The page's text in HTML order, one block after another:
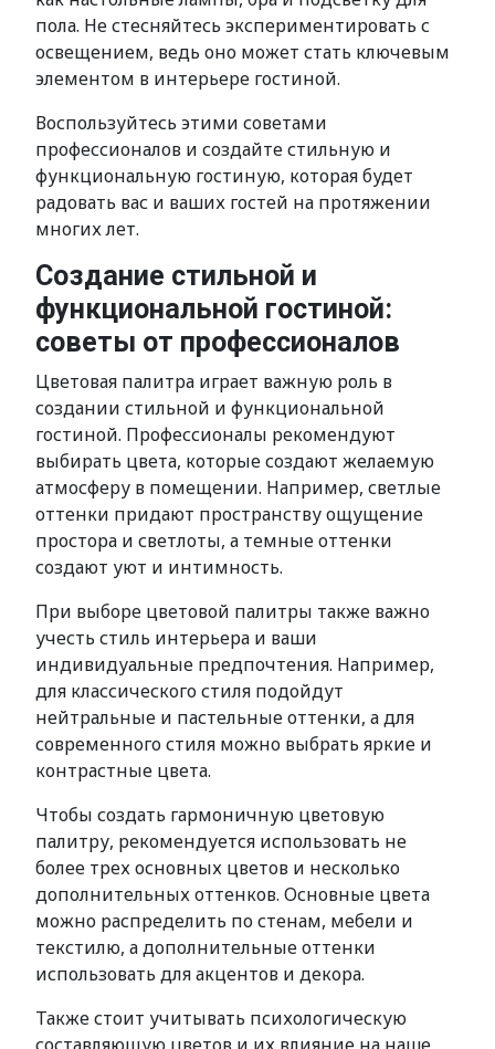
пола. Не стесняйтесь экспериментировать с
освещением, ведь оно может стать ключевым
элементом в интерьере гостиной.
Воспользуйтесь этими советами
профессионалов и создайте стильную и
функциональную гостиную, которая будет
радовать вас и ваших гостей на протяжении
многих лет.
Создание стильной и
функциональной гостиной:
советы от профессионалов
Цветовая палитра играет важную роль в
создании стильной и функциональной
гостиной. Профессионалы рекомендуют
выбирать цвета, которые создают желаемую
атмосферу в помещении. Например, светлые
оттенки придают пространству ощущение
простора и светлоты, а темные оттенки
создают уют и интимность.
При выборе цветовой палитры также важно
учесть стиль интерьера и ваши
индивидуальные предпочтения. Например,
для классического стиля подойдут
нейтральные и пастельные оттенки, а для
современного стиля можно выбрать яркие и
контрастные цвета.
Чтобы создать гармоничную цветовую
палитру, рекомендуется использовать не
более трех основных цветов и несколько
дополнительных оттенков. Основные цвета
можно распределить по стенам, мебели и
текстилю, а дополнительные оттенки
использовать для акцентов и декора.
Также стоит учитывать психологическую